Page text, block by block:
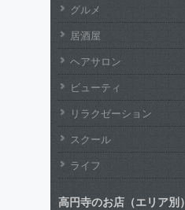
グルメ
居酒屋
ヘアサロン
ビューティ
リラクゼーション
スクール
ライフ
高円寺のお店（エリア別）